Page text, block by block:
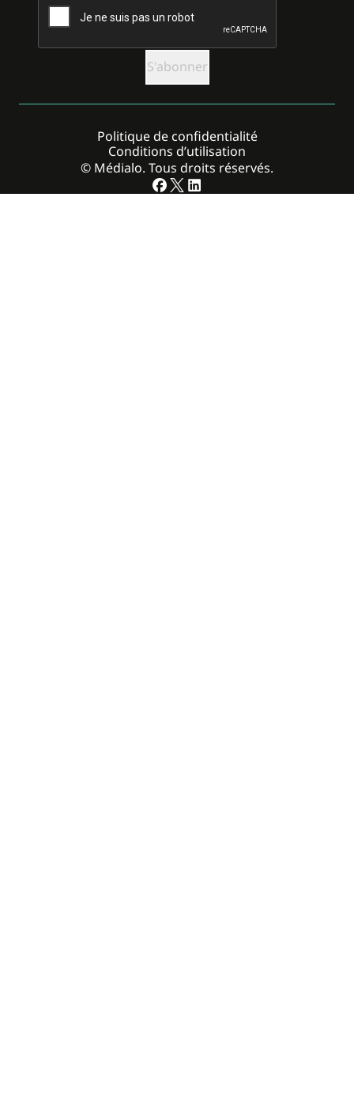
© Médialo. Tous droits réservés.
Politique de confidentialité
Conditions d’utilisation